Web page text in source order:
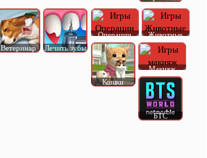
Ветеринар Лечить зубы
Операции Животные
Кошки
Макияж
БТС